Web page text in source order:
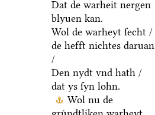
Dat de warheit nergen
blyuen kan.
Wol de warheyt ſecht /
de hefft nichtes daruan
/
Den nydt vnd hath /
dat ys ſyn lohn.
Wol nu de